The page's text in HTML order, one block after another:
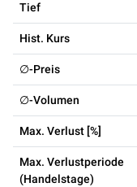
Tief
Hist. Kurs
∅-Preis
∅-Volumen
Max. Verlust [%]
Max. Verlustperiode
(Handelstage)